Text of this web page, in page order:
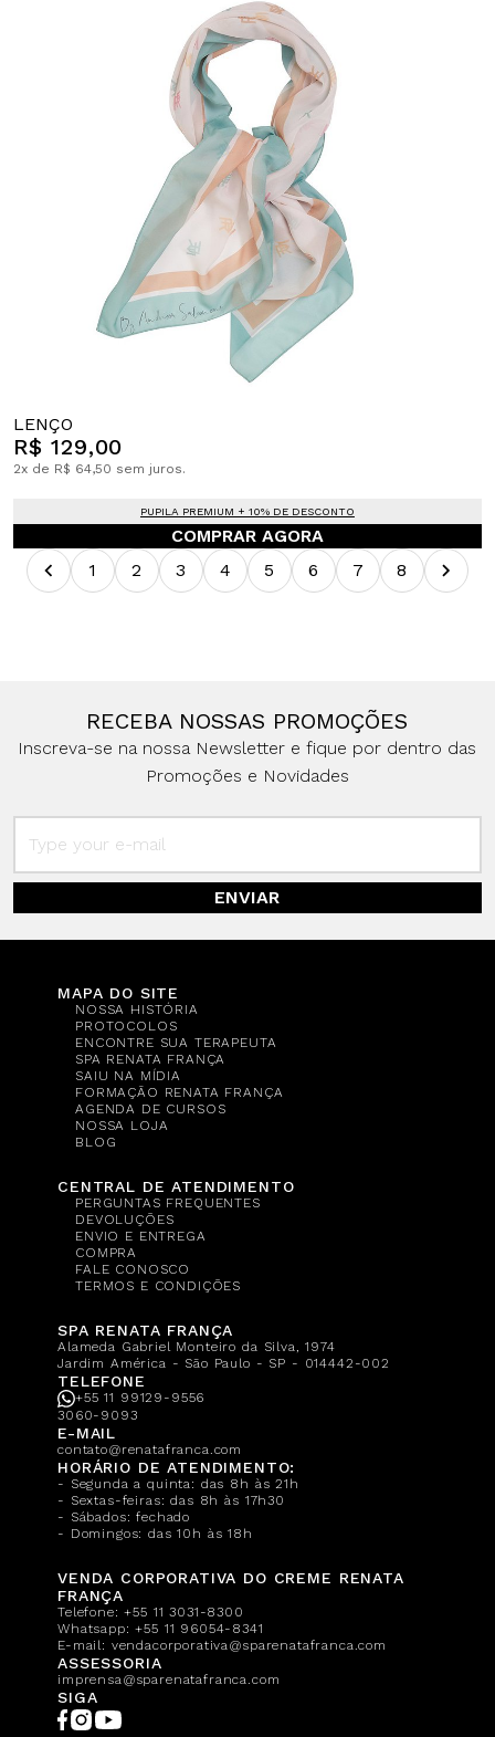
LENÇO
R$ 129,00
2x de R$ 64,50 sem juros.
PUPILA PREMIUM + 10% DE DESCONTO
COMPRAR AGORA
1
2 3 4 5 6 7 8
RECEBA NOSSAS PROMOÇÕES
Inscreva-se na nossa Newsletter e fique por dentro das
Promoções e Novidades
ENVIAR
MAPA DO SITE
NOSSA HISTÓRIA
PROTOCOLOS
ENCONTRE SUA TERAPEUTA
SPA RENATA FRANÇA
SAIU NA MÍDIA
FORMAÇÃO RENATA FRANÇA
AGENDA DE CURSOS
NOSSA LOJA
BLOG
CENTRAL DE ATENDIMENTO
PERGUNTAS FREQUENTES
DEVOLUÇÕES
ENVIO E ENTREGA
COMPRA
FALE CONOSCO
TERMOS E CONDIÇÕES
SPA RENATA FRANÇA
Alameda Gabriel Monteiro da Silva, 1974
Jardim América - São Paulo - SP - 014442-002
TELEFONE
+55 11 99129-9556
3060-9093
E-MAIL
contato@renatafranca.com
HORÁRIO DE ATENDIMENTO:
- Segunda a quinta: das 8h às 21h
- Sextas-feiras: das 8h às 17h30
- Sábados: fechado
- Domingos: das 10h às 18h
VENDA CORPORATIVA DO CREME RENATA
FRANÇA
Telefone:+55 11 3031-8300
Whatsapp:+55 11 96054-8341
E-mail: vendacorporativa@sparenatafranca.com
ASSESSORIA
imprensa@sparenatafranca.com
SIGA